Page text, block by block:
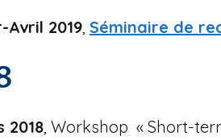
Avril 2019, Séminaire de
2018, Workshop « Short-